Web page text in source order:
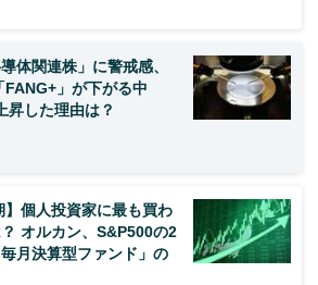
体関連株」に警戒感、
FANG+」が下がる中
昇した理由は？
】個人投資家に最も買わ
オルカン、S&P500の2
月決算型ファンド」の